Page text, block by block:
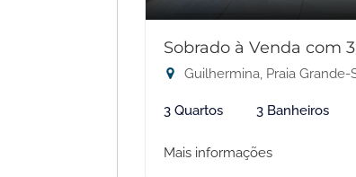
Sobrado à Venda com
Guilhermina, Praia Grande-
3 Quartos 3 Banheiros
Mais informações